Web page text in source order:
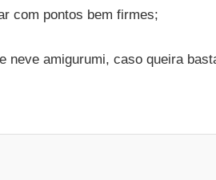
com pontos bem firmes;
neve amigurumi, caso queira